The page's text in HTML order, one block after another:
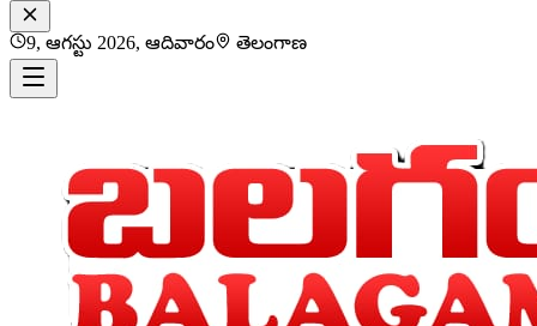
9, ఆగస్టు 2026, ఆదివారం తెలంగాణ